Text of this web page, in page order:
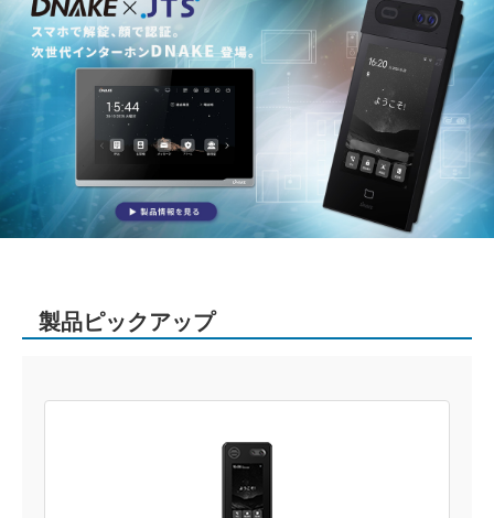
製品ピックアップ